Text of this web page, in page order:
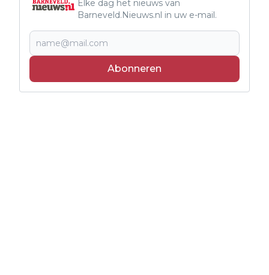
Elke dag het nieuws van
Barneveld.Nieuws.nl in uw e-mail.
Abonneren